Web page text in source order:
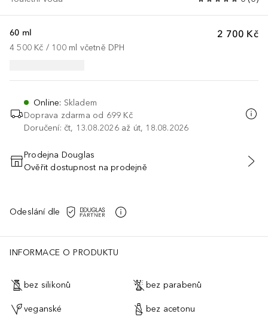
2 700 Kč
60 ml
4 500 Kč / 100 ml včetně DPH
Online: Skladem
Doprava zdarma od 699 Kč
Doručení: čt, 13.08.2026 až út, 18.08.2026
PŘIDAT DO KOŠÍKU
Prodejna Douglas
Ověřit dostupnost na prodejně
Odeslání dle
INFORMACE O PRODUKTU
bez silikonů bez parabenů
veganské bez acetonu